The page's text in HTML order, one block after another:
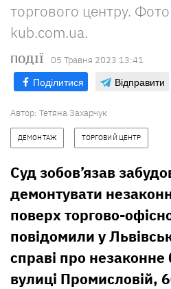
торгового центру.
kub.com.ua.
ПОДІЇ 05 Травня 2023 13:41
Поділитися Відправити
Автор: Тетяна Захарчук
ДЕМОНТАЖ ТОРГОВИЙ ЦЕНТР
Суд зобов’язав
демонтувати
поверх торгово-
повідомили у
справі про незаконне
вулиці Промисловій,